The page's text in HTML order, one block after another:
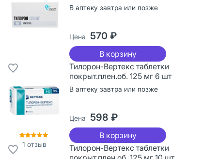
В аптеку завтра или позже
Цена 570 ₽
В корзину
1 отзыв
Тилорон-Вертекс таблетки
покрыт.плен.об. 125 мг 6 шт
В аптеку завтра или позже
Цена 598 ₽
В корзину
Тилорон-Вертекс таблетки